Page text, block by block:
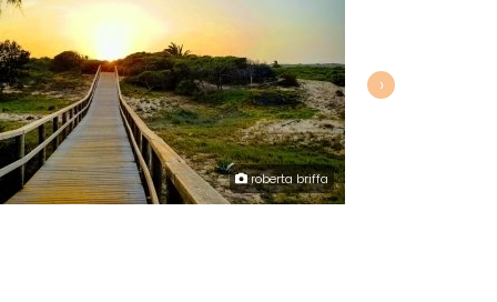
roberta briffa
›